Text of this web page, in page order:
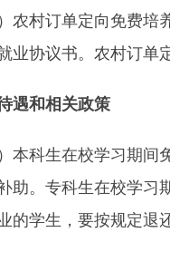
村订单定向免费培养
业协议书。农村订单
遇和相关政策
科生在校学习期间免
助。专科生在校学习
的学生，要按规定退